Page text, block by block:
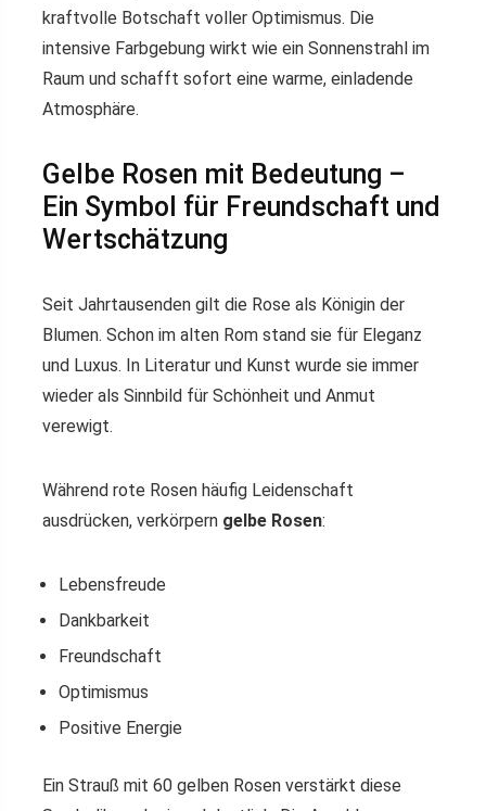
kraftvolle Botschaft voller Optimismus. Die
intensive Farbgebung wirkt wie ein Sonnenstrahl im
Raum und schafft sofort eine warme, einladende
Atmosphäre.
Gelbe Rosen mit Bedeutung –
Ein Symbol für Freundschaft und
Wertschätzung
Seit Jahrtausenden gilt die Rose als Königin der
Blumen. Schon im alten Rom stand sie für Eleganz
und Luxus. In Literatur und Kunst wurde sie immer
wieder als Sinnbild für Schönheit und Anmut
verewigt.
Während rote Rosen häufig Leidenschaft
ausdrücken, verkörpern gelbe Rosen:
Lebensfreude
Dankbarkeit
Freundschaft
Optimismus
Positive Energie
Ein Strauß mit 60 gelben Rosen verstärkt diese